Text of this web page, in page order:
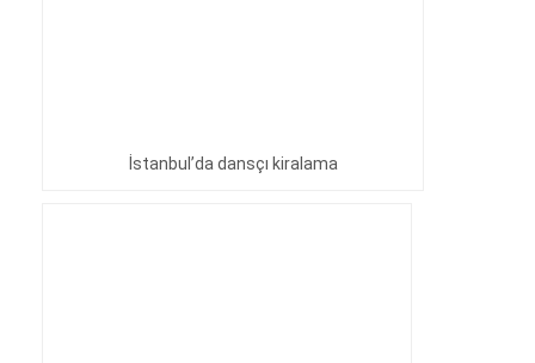
İstanbul’da dansçı kiralama